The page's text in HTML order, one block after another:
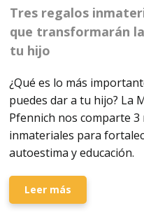
Tres regalos
que transformarán
tu hijo
¿Qué es lo más
puedes dar a tu hijo? La
Pfennich nos comparte 3
inmateriales para
autoestima y educación.
Leer más